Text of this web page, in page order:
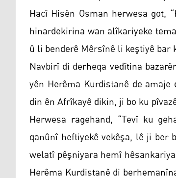
Hacî Hisên Osman herwesa got,
hinardekirina wan alîkariyeke
û li benderê Mêrsînê li keştiyê
Navbirî di derheqa vedîtina
yên Herêma Kurdistanê de
din ên Afrîkayê dikin, ji bo ku
Herwesa ragehand, “Tevî ku
qanûnî heftiyekê vekêşa, lê ji
welatî pêşniyara hemî
Herêma Kurdistanê di